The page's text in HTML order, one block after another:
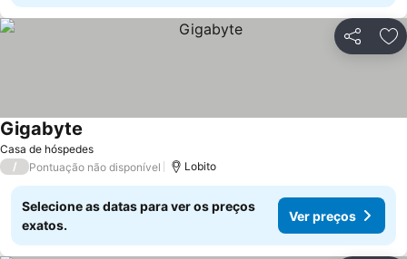
Partilhar
Casa de hóspedes
Gigabyte
/ Pontuação não disponível Lobito
Selecione as datas para ver os preços
exatos.
Ver preços